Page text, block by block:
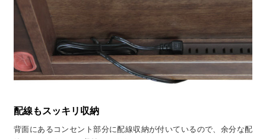
配線もスッキリ収納
背面にあるコンセント部分に配線収納が付いているので、余分な配